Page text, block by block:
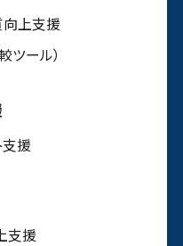
向上支援
ツール）
支援
支援